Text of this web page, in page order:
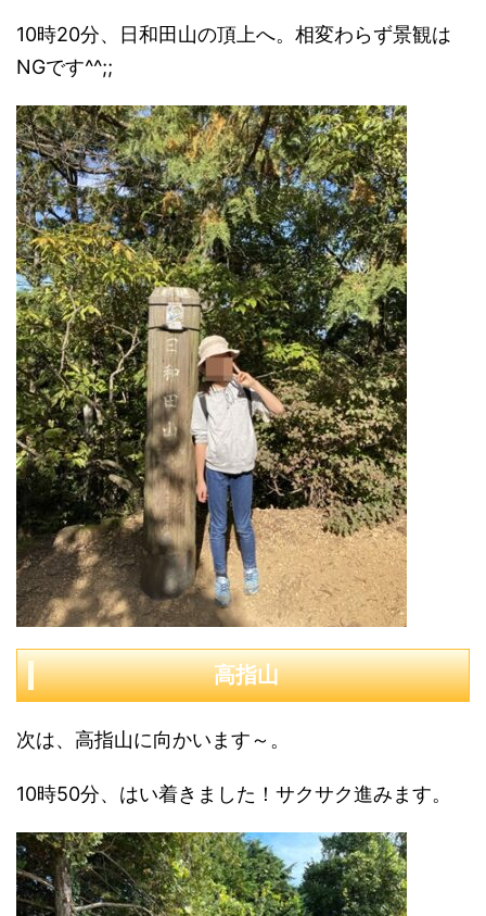
10時20分、日和田山の頂上へ。相変わらず景観は
NGです^^;;
高指山
次は、高指山に向かいます～。
10時50分、はい着きました！サクサク進みます。